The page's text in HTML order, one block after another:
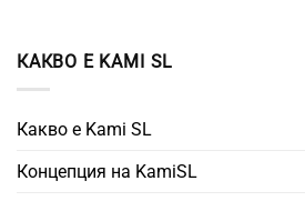
КАКВО Е KAMI SL
Какво е Kami SL
Концепция на KamiSL